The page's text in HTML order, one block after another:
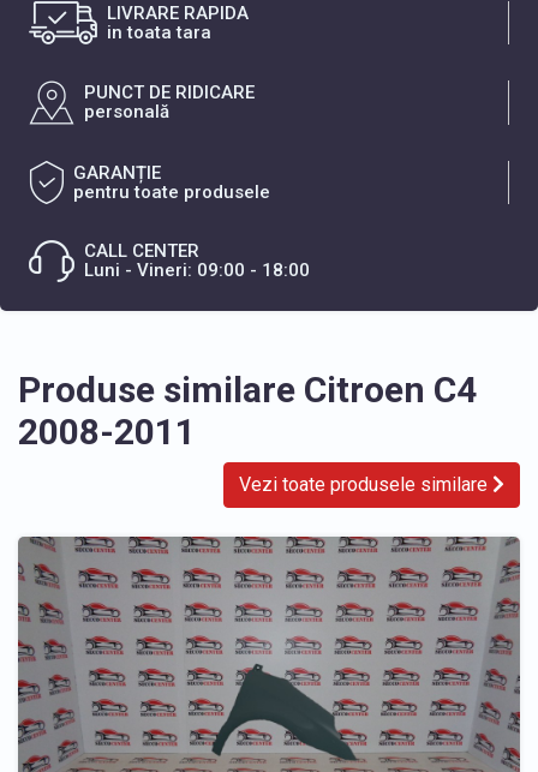
LIVRARE RAPIDA
in toata tara
PUNCT DE RIDICARE
personală
GARANȚIE
pentru toate produsele
CALL CENTER
Luni - Vineri: 09:00 - 18:00
Produse similare Citroen C4
2008-2011
Vezi toate produsele similare